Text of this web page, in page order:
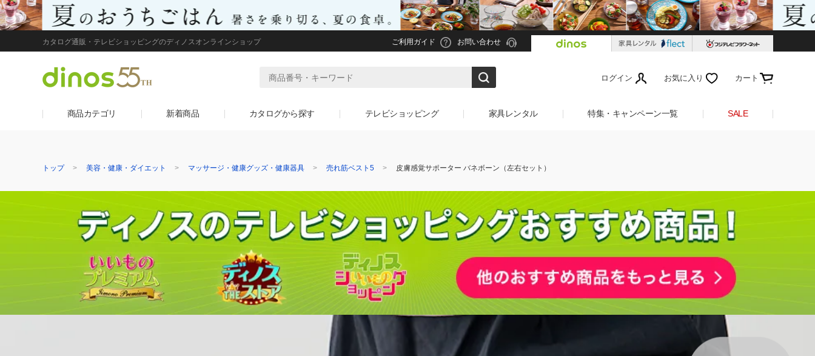
カタログ通販・テレビショッピングのディノスオンラインショップ ご利用ガイド お問い合わせ
ログイン お気に入り カート
商品カテゴリ 新着商品 カタログから探す テレビショッピング 家具レンタル 特集・キャンペーン一覧 SALE
トップ 美容・健康・ダイエット マッサージ・健康グッズ・健康器具 売れ筋ベスト5 皮膚感覚サポーター バネボーン（左右セット）